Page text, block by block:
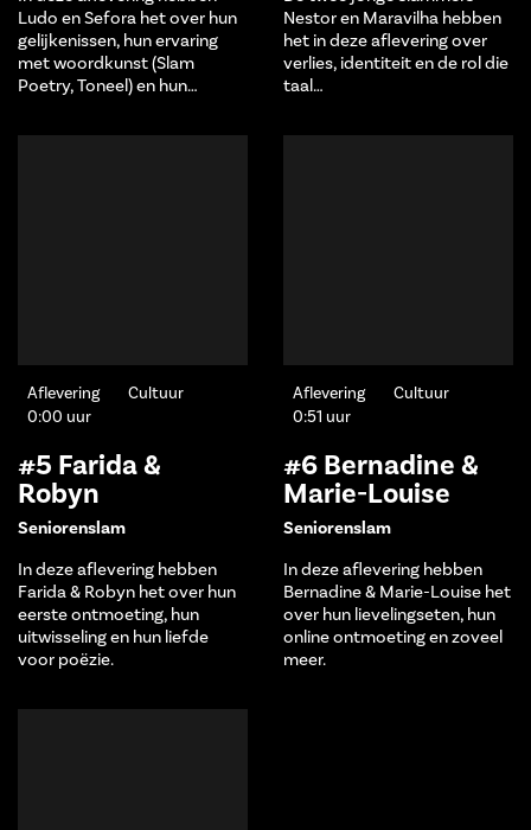
Ludo en Sefora het over hun
gelijkenissen, hun ervaring
met woordkunst (Slam
Poetry, Toneel) en hun…
Nestor en Maravilha hebben
het in deze aflevering over
verlies, identiteit en de rol die
taal…
Aflevering
Cultuur
0:00 uur
#5 Farida &
Robyn
Seniorenslam
In deze aflevering hebben
Farida & Robyn het over hun
eerste ontmoeting, hun
uitwisseling en hun liefde
voor poëzie.
Aflevering
Cultuur
0:51 uur
#6 Bernadine &
Marie-Louise
Seniorenslam
In deze aflevering hebben
Bernadine & Marie-Louise het
over hun lievelingseten, hun
online ontmoeting en zoveel
meer.